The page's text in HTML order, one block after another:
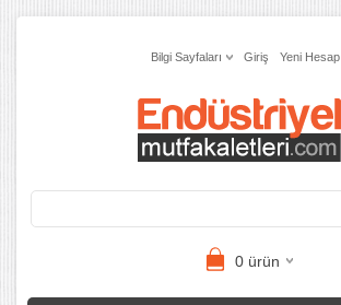
Bilgi Sayfaları Giriş Yeni Hesap
0ürün